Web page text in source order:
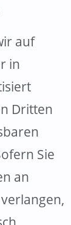
auf
in
Dritten
Sie
an